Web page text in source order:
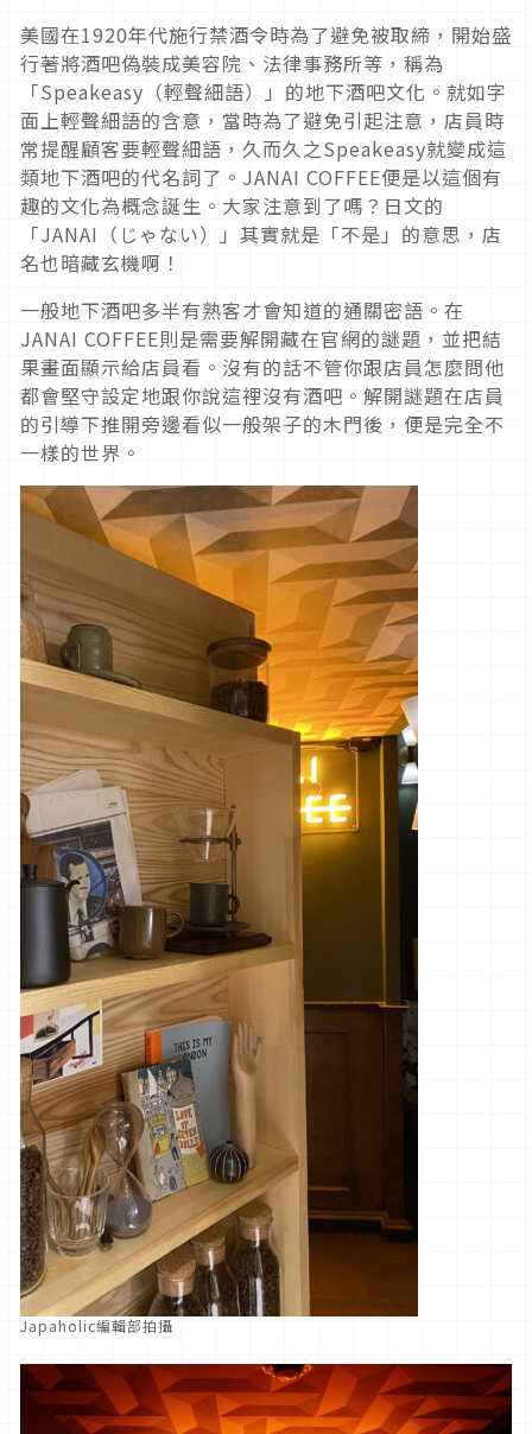
美國在1920年代施行禁酒令時為了避免被取締，開始盛
行著將酒吧偽裝成美容院、法律事務所等，稱為
「Speakeasy（輕聲細語）」的地下酒吧文化。就如字
面上輕聲細語的含意，當時為了避免引起注意，店員時
常提醒顧客要輕聲細語，久而久之Speakeasy就變成這
類地下酒吧的代名詞了。JANAI COFFEE便是以這個有
趣的文化為概念誕生。大家注意到了嗎？日文的
「JANAI（じゃない）」其實就是「不是」的意思，店
名也暗藏玄機啊！
一般地下酒吧多半有熟客才會知道的通關密語。在
JANAI COFFEE則是需要解開藏在官網的謎題，並把結
果畫面顯示給店員看。沒有的話不管你跟店員怎麼問他
都會堅守設定地跟你說這裡沒有酒吧。解開謎題在店員
的引導下推開旁邊看似一般架子的木門後，便是完全不
一樣的世界。
Japaholic編輯部拍攝